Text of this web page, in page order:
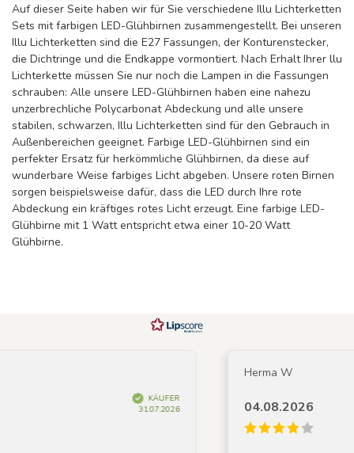
Auf dieser Seite haben wir für Sie verschiedene Illu Lichterketten
Sets mit farbigen LED-Glühbirnen zusammengestellt. Bei unseren
Illu Lichterketten sind die E27 Fassungen, der Konturenstecker,
die Dichtringe und die Endkappe vormontiert. Nach Erhalt Ihrer llu
Lichterkette müssen Sie nur noch die Lampen in die Fassungen
schrauben: Alle unsere LED-Glühbirnen haben eine nahezu
unzerbrechliche Polycarbonat Abdeckung und alle unsere
stabilen, schwarzen, Illu Lichterketten sind für den Gebrauch in
Außenbereichen geeignet. Farbige LED-Glühbirnen sind ein
perfekter Ersatz für herkömmliche Glühbirnen, da diese auf
wunderbare Weise farbiges Licht abgeben. Unsere roten Birnen
sorgen beispielsweise dafür, dass die LED durch Ihre rote
Abdeckung ein kräftiges rotes Licht erzeugt. Eine farbige LED-
Glühbirne mit 1 Watt entspricht etwa einer 10-20 Watt
Glühbirne.
KÄUFER
31.07.2026
Herma W
04.08.2026